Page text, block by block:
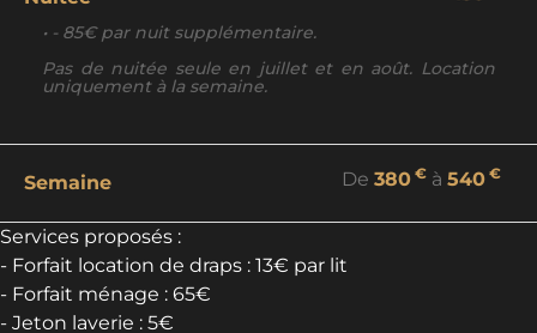
• - 85€ par nuit supplémentaire.
Pas de nuitée seule en juillet et en août. Location
uniquement à la semaine.
Semaine De 380 € à 540 €
Services proposés :
- Forfait location de draps : 13€ par lit
- Forfait ménage : 65€
- Jeton laverie : 5€